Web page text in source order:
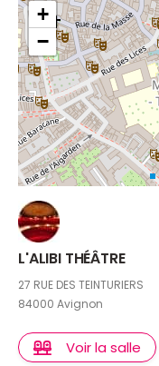
+
−
L'ALIBI THÉÂTRE
27 RUE DES TEINTURIERS
84000 Avignon
Voir la salle